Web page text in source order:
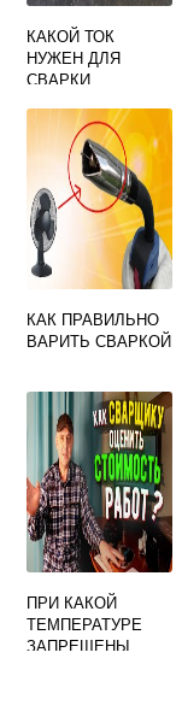
КАКОЙ ТОК
НУЖЕН ДЛЯ
СВАРКИ
2ММ
КАК ПРАВИЛЬНО
ВАРИТЬ СВАРКОЙ
ПРИ КАКОЙ
ТЕМПЕРАТУРЕ
ЗАПРЕЩЕНЫ